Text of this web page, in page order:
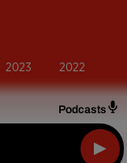
Podcasts
2023 2022